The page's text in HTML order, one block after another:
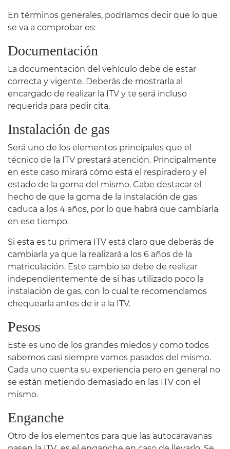
En términos generales, podríamos decir que lo que
se va a comprobar es:
Documentación
La documentación del vehículo debe de estar
correcta y vigente. Deberás de mostrarla al
encargado de realizar la ITV y te será incluso
requerida para pedir cita.
Instalación de gas
Será uno de los elementos principales que el
técnico de la ITV prestará atención. Principalmente
en este caso mirará cómo está el respiradero y el
estado de la goma del mismo. Cabe destacar el
hecho de que la goma de la instalación de gas
caduca a los 4 años, por lo que habrá que cambiarla
en ese tiempo.
Si esta es tu primera ITV está claro que deberás de
cambiarla ya que la realizará a los 6 años de la
matriculación. Este cambio se debe de realizar
independientemente de si has utilizado poco la
instalación de gas, con lo cual te recomendamos
chequearla antes de ir a la ITV.
Pesos
Este es uno de los grandes miedos y como todos
sabemos casi siempre vamos pasados del mismo.
Cada uno cuenta su experiencia pero en general no
se están metiendo demasiado en las ITV con el
mismo.
Enganche
Otro de los elementos para que las autocaravanas